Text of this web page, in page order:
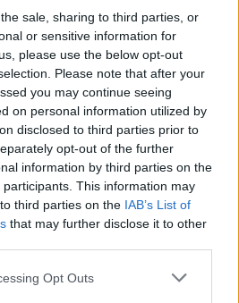
sale, sharing to third parties, or
or sensitive information for
please use the below opt-out
Please note that after your
you may continue seeing
on personal information utilized by
disclosed to third parties prior to
opt-out of the further
information by third parties on the
participants. This information may
third parties on the IAB’s List of
that may further disclose it to other
Opt Outs